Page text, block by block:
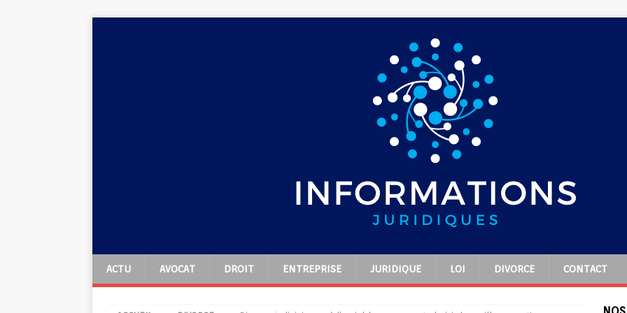
ACTU AVOCAT DROIT ENTREPRISE JURIDIQUE LOI DIVORCE CONTACT